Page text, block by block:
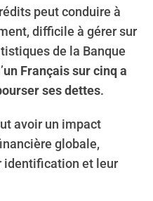
peut conduire à
difficile à gérer sur
de la Banque
un Français sur cinq a
ses dettes.
avoir un impact
globale,
identification et leur